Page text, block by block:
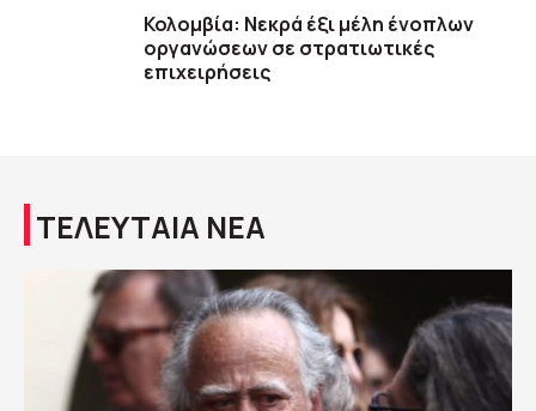
Κολομβία: Νεκρά έξι μέλη ένοπλων
οργανώσεων σε στρατιωτικές
επιχειρήσεις
ΤΕΛΕΥΤΑΙΑ ΝΕΑ